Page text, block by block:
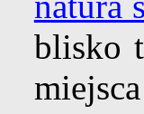
blisko